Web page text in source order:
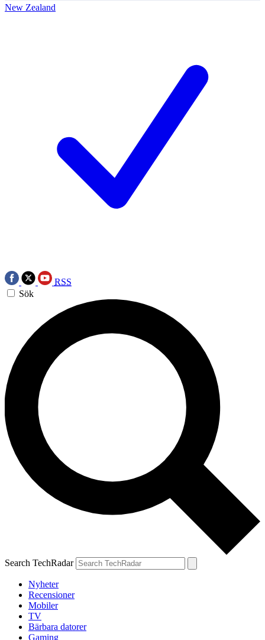
New Zealand
RSS
Sök
Search TechRadar
Nyheter
Recensioner
Mobiler
TV
Bärbara datorer
Gaming